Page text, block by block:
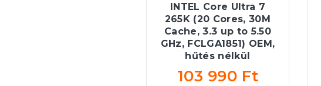
INTEL Core Ultra 7
265K (20 Cores, 30M
Cache, 3.3 up to 5.50
GHz, FCLGA1851) OEM,
hűtés nélkül
103 990 Ft